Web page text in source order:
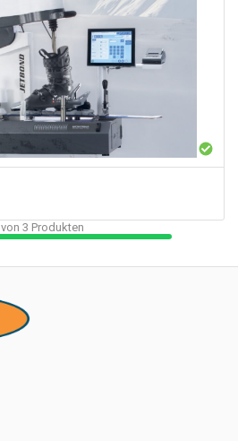
von 3 Produkten